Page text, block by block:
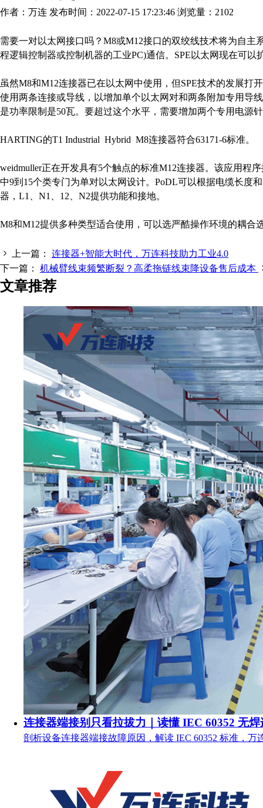
作者：万连 发布时间：2022-07-15 17:23:46 浏览量：2102
需要一对以太网接口吗？M8或M12接口的双绞线技术将为自
程逻辑控制器或控制机器的工业PC)通信。SPE以太网现在可
虽然M8和M12连接器已在以太网中使用，但SPE技术的发展
使用两条连接或导线，以增加单个以太网对和两条附加专用导
是功率限制是50瓦。要超过这个水平，需要增加两个专用电源
HARTING的T1 Industrial Hybrid M8连接器符合63171-6标准。
weidmuller正在开发具有5个触点的标准M12连接器。该应用程
中9到15个类专门为单对以太网设计。PoDL可以根据电缆长度
器，L1、N1、12、N2提供功能和接地。
M8和M12提供多种类型适合使用，可以选严酷操作环境的耦合
上一篇： 连接器+智能大时代，万连科技助力工业4.0
下一篇： 机械臂线束频繁断裂？高柔拖链线束降设备售后成本
文章推荐
连接器端接别只看拉拔力｜读懂 IEC 60352 无
剖析设备连接器端接故障原因，解读 IEC 60352 标准，